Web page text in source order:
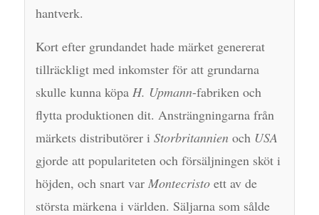
hantverk.
Kort efter grundandet hade märket genererat
tillräckligt med inkomster för att grundarna
skulle kunna köpa H. Upmann-fabriken och
flytta produktionen dit. Ansträngningarna från
märkets distributörer i Storbritannien och USA
gjorde att populariteten och försäljningen sköt i
höjden, och snart var Montecristoett av de
största märkena i världen. Säljarna som sålde